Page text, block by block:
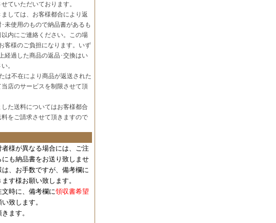
ていただいております。
しては、お客様都合により返
未使用のもので納品書があるも
内にご連絡ください。この場
客様のご負担になります。いず
経過した商品の返品･交換はい
。
は不在により商品が返送された
店のサービスを制限させて頂
た送料についてはお客様都合
をご請求させて頂きますので
様が異なる場合には、 ご注
も納品書をお送り致しませ
、お手数ですが、備考欄に
す様お願い致します。
時に、備考欄に領収書希望
致します。
ます。